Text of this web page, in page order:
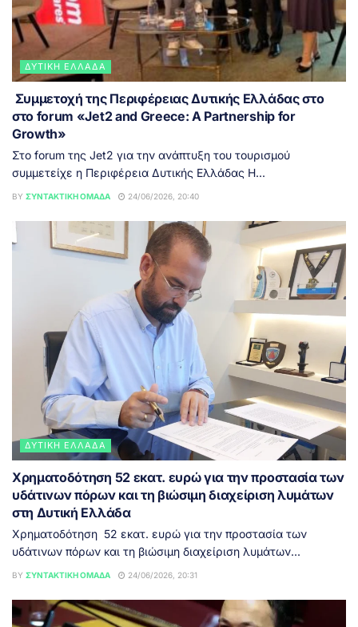
ΔΥΤΙΚΉ ΕΛΛΆΔΑ
Συμμετοχή της Περιφέρειας Δυτικής Ελλάδας στο
στο forum «Jet2 and Greece: A Partnership for
Growth»
Στο forum της Jet2 για την ανάπτυξη του τουρισμού
συμμετείχε η Περιφέρεια Δυτικής Ελλάδας Η...
BY ΣΥΝΤΑΚΤΙΚΉ ΟΜΆΔΑ 24/06/2026, 20:40
ΔΥΤΙΚΉ ΕΛΛΆΔΑ
Χρηματοδότηση 52 εκατ. ευρώ για την προστασία των
υδάτινων πόρων και τη βιώσιμη διαχείριση λυμάτων
στη Δυτική Ελλάδα
Χρηματοδότηση 52 εκατ. ευρώ για την προστασία των
υδάτινων πόρων και τη βιώσιμη διαχείριση λυμάτων...
BY ΣΥΝΤΑΚΤΙΚΉ ΟΜΆΔΑ 24/06/2026, 20:31